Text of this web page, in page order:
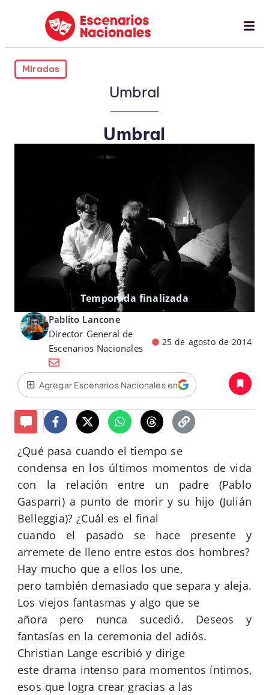
Miradas
Umbral
Umbral
Temporada finalizada
Pablito Lancone
Director General de
Escenarios Nacionales
25 de agosto de 2014
Agregar Escenarios Nacionales en
¿Qué pasa cuando el tiempo se
condensa en los últimos momentos de vida
con la relación entre un padre (Pablo
Gasparri) a punto de morir y su hijo (Julián
Belleggia)? ¿Cuál es el final
cuando el pasado se hace presente y
arremete de lleno entre estos dos hombres?
Hay mucho que a ellos los une,
pero también demasiado que separa y aleja.
Los viejos fantasmas y algo que se
añora pero nunca sucedió. Deseos y
fantasías en la ceremonia del adiós.
Christian Lange escribió y dirige
este drama intenso para momentos íntimos,
esos que logra crear gracias a las